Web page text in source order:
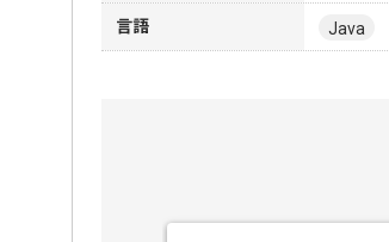
言語 Java